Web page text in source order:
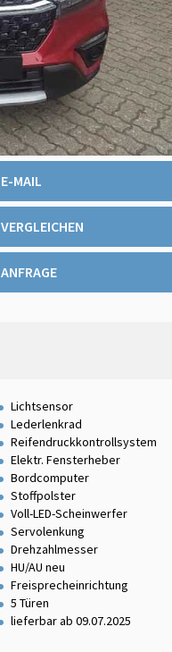
E-MAIL
VERGLEICHEN
ANFRAGE
Lichtsensor
Lederlenkrad
Reifendruckkontrollsystem
Elektr. Fensterheber
Bordcomputer
Stoffpolster
Voll-LED-Scheinwerfer
Servolenkung
Drehzahlmesser
HU/AU neu
Freisprecheinrichtung
5 Türen
lieferbar ab 09.07.2025